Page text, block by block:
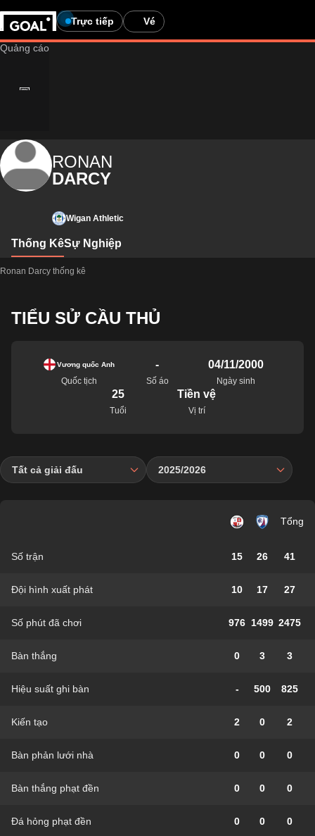
Trực tiếp Vé
RONAN
DARCY
Wigan Athletic
Thống KêSự Nghiệp
Ronan Darcy thống kê
TIỂU SỬ CẦU THỦ
Vương quốc Anh
Quốc tịch
-
Số áo
04/11/2000
Ngày sinh
25
Tuổi
Tiền vệ
Vị trí
Tất cả giải đấu 2025/2026
Tổng
Số trận 15 26 41
Đội hình xuất phát 10 17 27
Số phút đã chơi 976 1499 2475
Bàn thắng 0 3 3
Hiệu suất ghi bàn - 500 825
Kiến tạo 2 0 2
Bàn phản lưới nhà 0 0 0
Bàn thắng phạt đền 0 0 0
Đá hỏng phạt đền 0 0 0